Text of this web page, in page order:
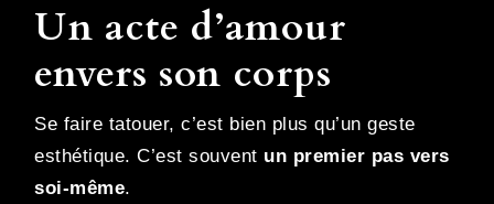
Un acte d’amour
envers son corps
Se faire tatouer, c’est bien plus qu’un geste
esthétique. C’est souvent un premier pas vers
soi-même.